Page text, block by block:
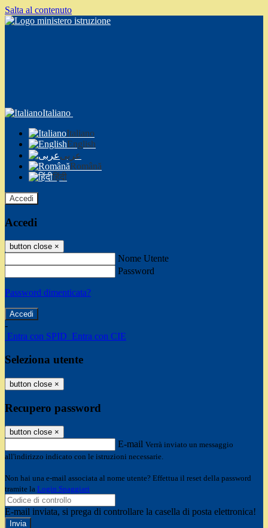
Salta al contenuto
Italiano
Italiano
English
عربى
Română
हिंदी
Accedi
Accedi
button close ×
Nome Utente
Password
Password dimenticata?
-
Entra con SPID Entra con CIE
Seleziona utente
button close ×
Recupero password
button close ×
E-mail Verrà inviato un messaggio
all'indirizzo indicato con le istruzioni necessarie.
Non hai una e-mail associata al nome utente? Effettua il reset della password
tramite la Login Spaggiari
E-mail inviata, si prega di controllare la casella di posta elettronica!